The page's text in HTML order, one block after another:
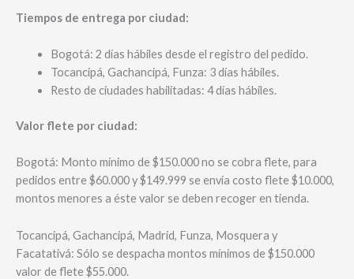
Tiempos de entrega por ciudad:
Bogotá: 2 días hábiles desde el registro del pedido.
Tocancipá, Gachancipá, Funza: 3 días hábiles.
Resto de ciudades habilitadas: 4 días hábiles.
Valor flete por ciudad:
Bogotá: Monto mínimo de $150.000 no se cobra flete, para
pedidos entre $60.000 y $149.999 se envía costo flete $10.000,
montos menores a éste valor se deben recoger en tienda.
Tocancipá, Gachancipá, Madrid, Funza, Mosquera y
Facatativá: Sólo se despacha montos mínimos de $150.000
valor de flete $55.000.